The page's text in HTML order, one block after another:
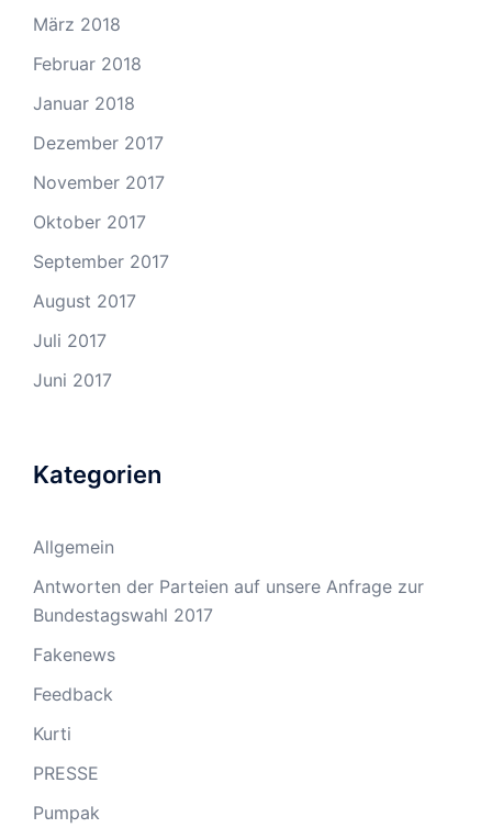
März 2018
Februar 2018
Januar 2018
Dezember 2017
November 2017
Oktober 2017
September 2017
August 2017
Juli 2017
Juni 2017
Kategorien
Allgemein
Antworten der Parteien auf unsere Anfrage zur
Bundestagswahl 2017
Fakenews
Feedback
Kurti
PRESSE
Pumpak